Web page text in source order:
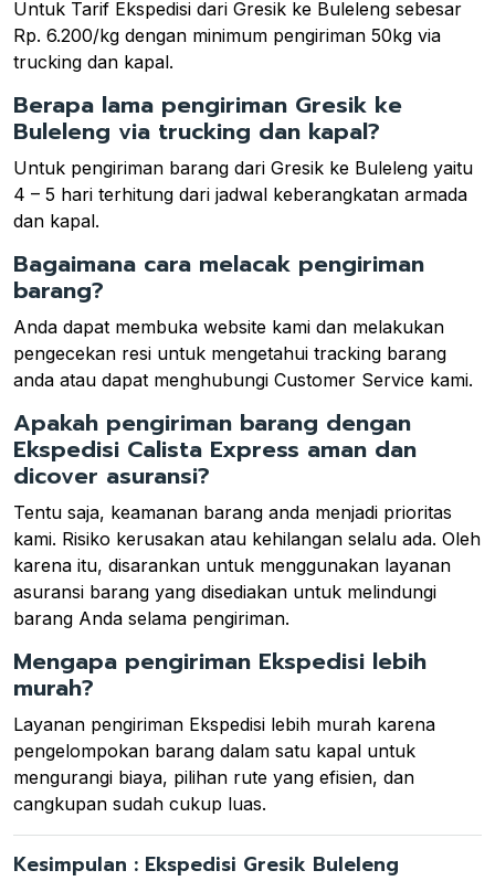
Untuk Tarif Ekspedisi dari Gresik ke Buleleng sebesar
Rp. 6.200/kg dengan minimum pengiriman 50kg via
trucking dan kapal.
Berapa lama pengiriman Gresik ke
Buleleng via trucking dan kapal?
Untuk pengiriman barang dari Gresik ke Buleleng yaitu
4 – 5 hari terhitung dari jadwal keberangkatan armada
dan kapal.
Bagaimana cara melacak pengiriman
barang?
Anda dapat membuka website kami dan melakukan
pengecekan resi untuk mengetahui tracking barang
anda atau dapat menghubungi Customer Service kami.
Apakah pengiriman barang dengan
Ekspedisi Calista Express aman dan
dicover asuransi?
Tentu saja, keamanan barang anda menjadi prioritas
kami. Risiko kerusakan atau kehilangan selalu ada. Oleh
karena itu, disarankan untuk menggunakan layanan
asuransi barang yang disediakan untuk melindungi
barang Anda selama pengiriman.
Mengapa pengiriman Ekspedisi lebih
murah?
Layanan pengiriman Ekspedisi lebih murah karena
pengelompokan barang dalam satu kapal untuk
mengurangi biaya, pilihan rute yang efisien, dan
cangkupan sudah cukup luas.
Kesimpulan : Ekspedisi Gresik Buleleng